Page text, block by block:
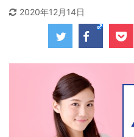
2020年12月14日